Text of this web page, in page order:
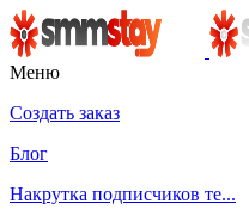
Меню
Создать заказ
Блог
Накрутка подписчиков те...